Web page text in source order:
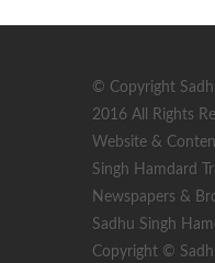
© Copyright
2016 All Rights
Website &
Singh Hamdard
Newspapers &
Sadhu Singh
Copyright ©